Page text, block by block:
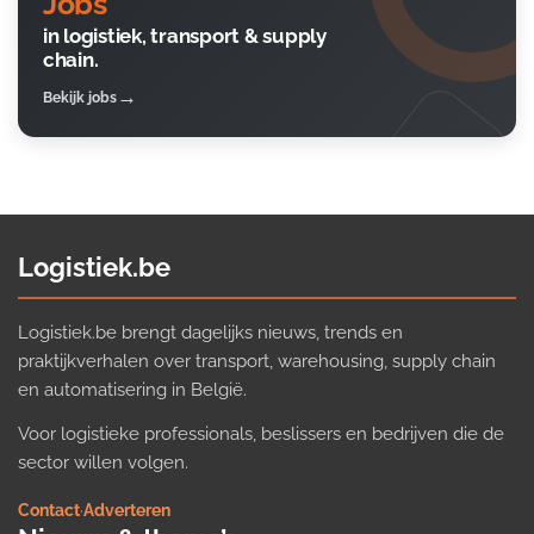
in logistiek, transport & supply
chain.
Bekijk jobs
Logistiek.be
Logistiek.be brengt dagelijks nieuws, trends en
praktijkverhalen over transport, warehousing, supply chain
en automatisering in België.
Voor logistieke professionals, beslissers en bedrijven die de
sector willen volgen.
Contact·Adverteren